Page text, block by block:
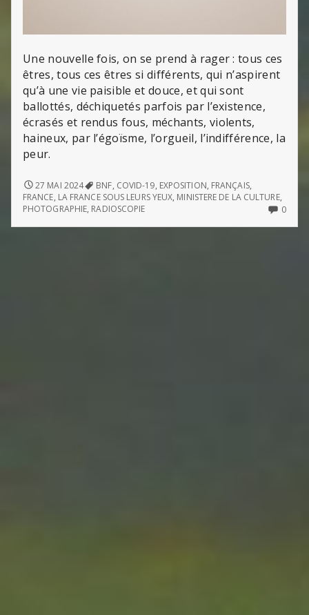
Une nouvelle fois, on se prend à rager : tous ces
êtres, tous ces êtres si différents, qui n’aspirent
qu’à une vie paisible et douce, et qui sont
ballottés, déchiquetés parfois par l’existence,
écrasés et rendus fous, méchants, violents,
haineux, par l’égoïsme, l’orgueil, l’indifférence, la
peur.
LA
FRANCE
SOUS
YEUX
27 MAI 2024 BNF, COVID-19, EXPOSITION, FRANÇAIS,
FRANCE, LA FRANCE SOUS LEURS YEUX, MINISTERE DE LA CULTURE,
PHOTOGRAPHIE, RADIOSCOPIE 0NO